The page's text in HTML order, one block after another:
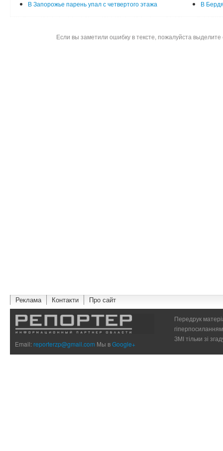
В Запорожье парень упал с четвертого этажа
В
Если вы заметили ошибку в тексте, пожалуйста
Реклама Контакти Про сайт
Email:reporterzp@gmail.com Мы вGoogle+
Передрук
ЗМІ тільки зі